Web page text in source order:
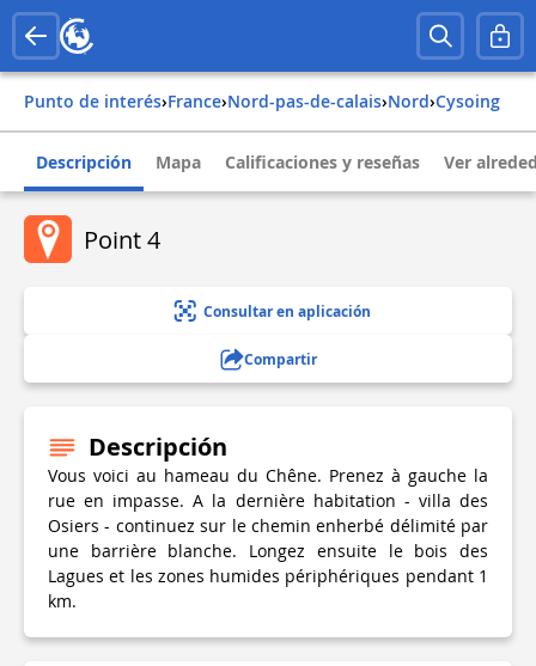
Punto de interés› france› nord-pas-de-calais› nord› cysoing
Descripción Mapa Calificaciones y reseñas Ver
Point 4
Consultar en aplicación
Compartir
Descripción
Vous voici au hameau du Chêne. Prenez à gauche la
rue en impasse. A la dernière habitation - villa des
Osiers - continuez sur le chemin enherbé délimité par
une barrière blanche. Longez ensuite le bois des
Lagues et les zones humides périphériques pendant 1
km.